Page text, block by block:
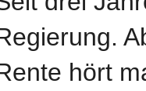
hört